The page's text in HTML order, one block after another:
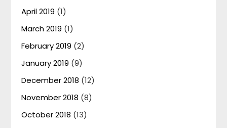
April 2019 (1)
March 2019 (1)
February 2019 (2)
January 2019 (9)
December 2018 (12)
November 2018 (8)
October 2018 (13)